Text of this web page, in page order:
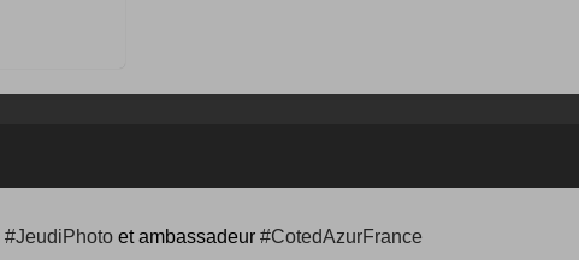
#JeudiPhotoet ambassadeur #CotedAzurFrance